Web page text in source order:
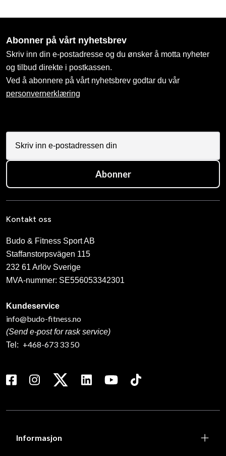
Abonner på vårt nyhetsbrev
Skriv inn din e-postadresse og du ønsker å motta nyheter
og tilbud direkte i postkassen.
Ved å abonnere på vårt nyhetsbrev godtar du vår
personvernerklæring
Abonner
Kontakt oss
Budo & Fitness Sport AB
Staffanstorpsvägen 115
232 61 Arlöv Sverige
MVA-nummer: SE556053342301
Kundeservice
info@budo-fitness.no
(Send e-post for rask service)
Tel: +468-673 33 50
Informasjon